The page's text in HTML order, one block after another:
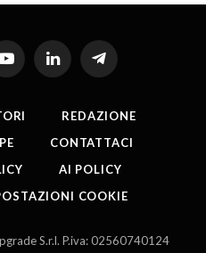
YouTubeLinkedIn Telegram
REDAZIONE
CONTATTACI
AI POLICY
COOKIE
S.r.l. P.iva: 02560740124